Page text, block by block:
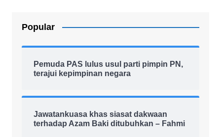
Popular
Pemuda PAS lulus usul parti pimpin PN,
terajui kepimpinan negara
Jawatankuasa khas siasat dakwaan
terhadap Azam Baki ditubuhkan – Fahmi